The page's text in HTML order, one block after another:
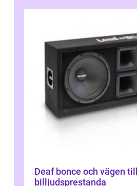
Deaf bonce och vägen
billjudsprestanda